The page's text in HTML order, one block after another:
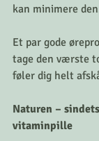
kan minimere
Et par gode
tage den værste
føler dig helt
Naturen –
vitaminpille